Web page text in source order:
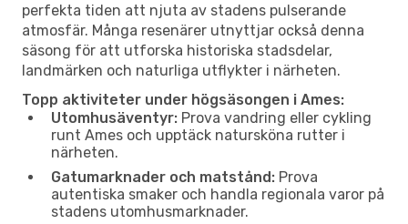
perfekta tiden att njuta av stadens pulserande
atmosfär. Många resenärer utnyttjar också denna
säsong för att utforska historiska stadsdelar,
landmärken och naturliga utflykter i närheten.
Topp aktiviteter under högsäsongen i Ames:
Utomhusäventyr: Prova vandring eller cykling
runt Ames och upptäck natursköna rutter i
närheten.
Gatumarknader och matstånd: Prova
autentiska smaker och handla regionala varor på
stadens utomhusmarknader.